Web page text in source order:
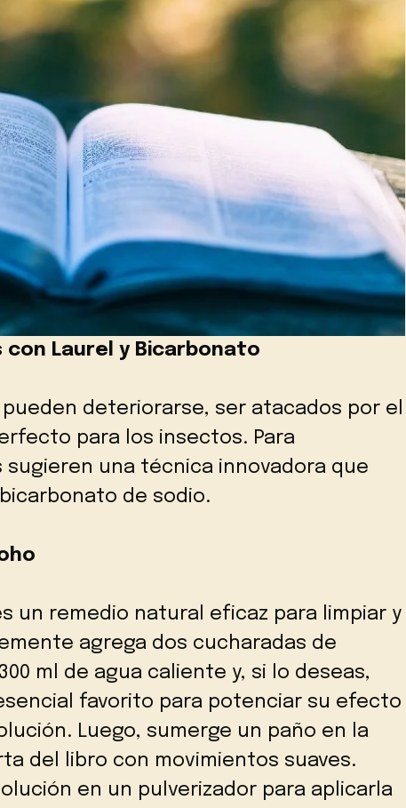
Laurel y Bicarbonato
deteriorarse, ser atacados por el
para los insectos. Para
una técnica innovadora que
de sodio.
un remedio natural eficaz para limpiar y
agrega dos cucharadas de
ml de agua caliente y, si lo deseas,
favorito para potenciar su efecto
Luego, sumerge un paño en la
del libro con movimientos suaves.
en un pulverizador para aplicarla